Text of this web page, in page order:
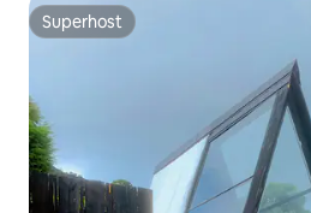
Superhost
Superhost